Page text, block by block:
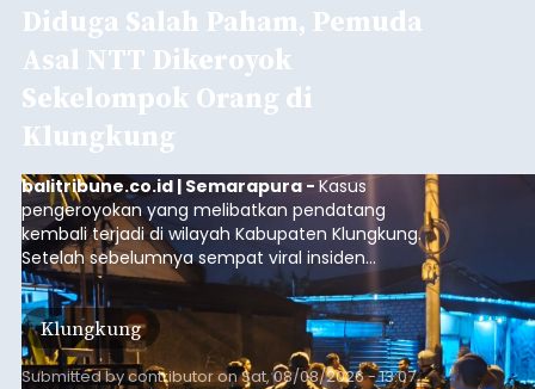
Diduga Salah Paham, Pemuda
Asal NTT Dikeroyok
Sekelompok Orang di
Klungkung
balitribune.co.id | Semarapura -Kasus
pengeroyokan yang melibatkan pendatang
kembali terjadi di wilayah Kabupaten Klungkung.
Setelah sebelumnya sempat viral insiden
keributan di barat Pasar Galiran, peristiwa serupa
kini menimpa seorang pemuda asal Kabupaten
Sumba Barat Daya (SBD), Nusa Tenggara Timur
(NTT).
Klungkung
Submitted bycontributoronSat, 08/08/2026 - 13:07